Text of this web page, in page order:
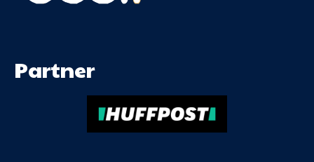
Partner